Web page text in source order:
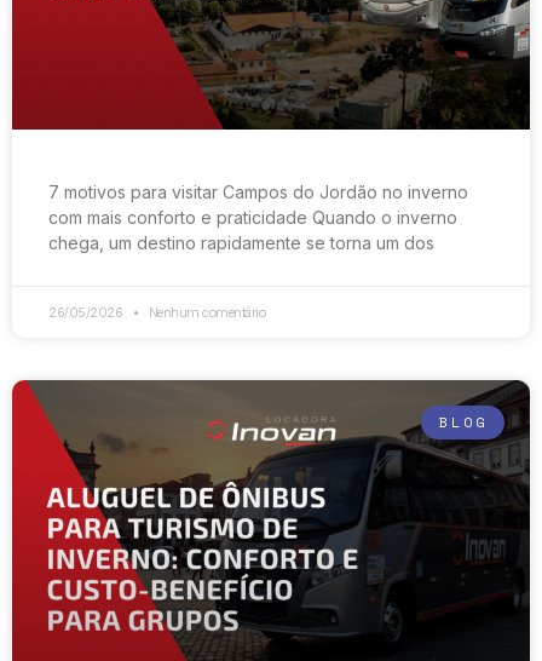
7 motivos para visitar Campos do Jordão no inverno
com mais conforto e praticidade Quando o inverno
chega, um destino rapidamente se torna um dos
26/05/2026 Nenhum comentário
BLOG